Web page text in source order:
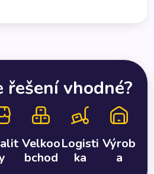
řešení vhodné?
Velkoo
bchod
Logisti
ka
Výrob
a